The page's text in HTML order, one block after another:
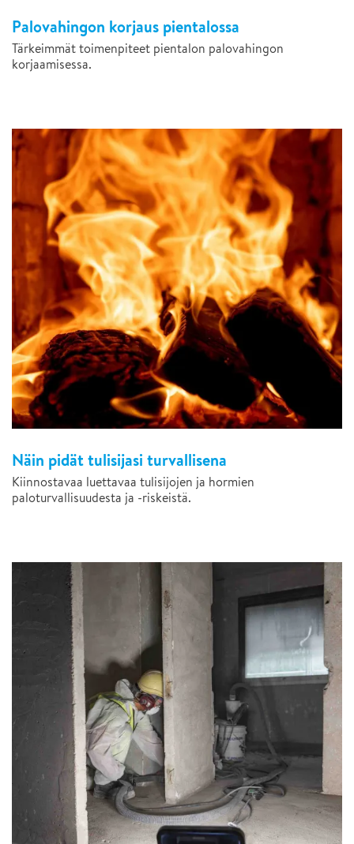
Palovahingon korjaus pientalossa
Tärkeimmät toimenpiteet pientalon palovahingon
korjaamisessa.
Näin pidät tulisijasi turvallisena
Kiinnostavaa luettavaa tulisijojen ja hormien
paloturvallisuudesta ja -riskeistä.